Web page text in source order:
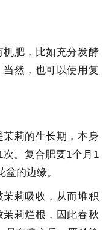
肥，比如充分发酵
然，也可以使用复
莉的生长期，本身
。复合肥要1个月1
的边缘。
莉吸收，从而堆积
莉烂根，因此春秋